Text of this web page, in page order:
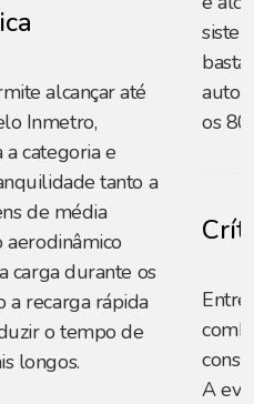
alcançar até
Inmetro,
categoria e
tanto a
de média
aerodinâmico
carga durante os
a recarga rápida
o tempo de
longos.
os
Entre
A